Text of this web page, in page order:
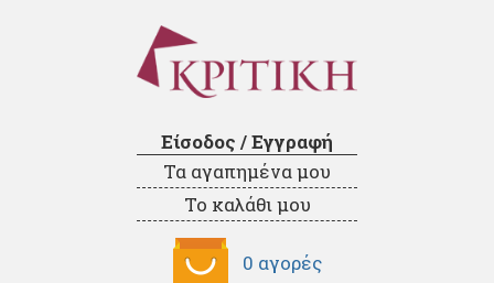
Είσοδος / Εγγραφή
Τα αγαπημένα μου
Το καλάθι μου
0 αγορές